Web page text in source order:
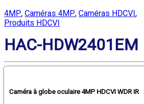
4MP, Caméras 4MP, Caméras HDCVI ,
Produits HDCVI
HAC-HDW2401EM
Caméra à globe oculaire 4MP HDCVI WDR IR